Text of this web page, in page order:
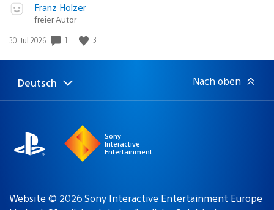
Veröffentlicht
Gewinnspiel
Franz Holzer
freier Autor
Veröffentlichungsdatum:
30. Jul 2026 1 3
Select
a
Aktuelle
Region:
Deutsch Nach oben
Sony
Interactive
Entertainment
Website © 2026 Sony Interactive Entertainment Europe